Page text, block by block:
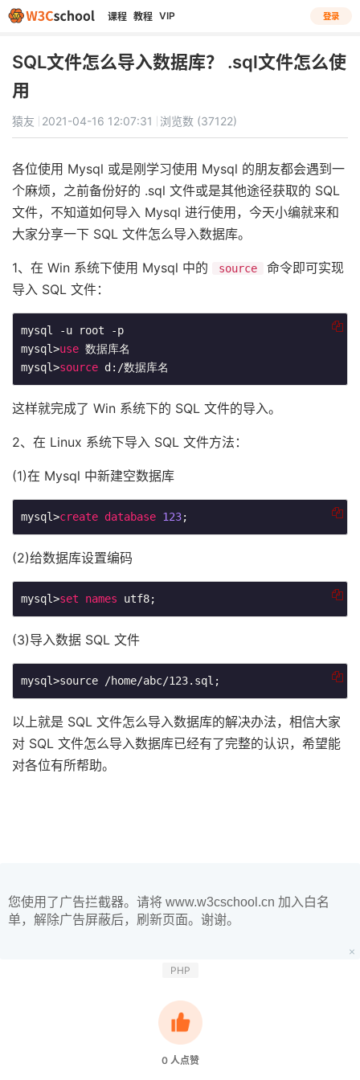
课程 教程 VIP 登录
SQL文件怎么导入数据库？ .sql文件怎么使
用
猿友 2021-04-16 12:07:31 浏览数 (37122)
各位使用 Mysql 或是刚学习使用 Mysql 的朋友都会遇到一
个麻烦，之前备份好的 .sql 文件或是其他途径获取的 SQL
文件，不知道如何导入 Mysql 进行使用，今天小编就来和
大家分享一下 SQL 文件怎么导入数据库。
1、在 Win 系统下使用 Mysql 中的 source
​命令即可实现
导入 SQL 文件：
mysql -u root -p
mysql>use 数据库名
mysql>source d:/数据库名
这样就完成了 Win 系统下的 SQL 文件的导入。
2、在 Linux 系统下导入 SQL 文件方法：
(1)在 Mysql 中新建空数据库
mysql>create database 123
(2)给数据库设置编码
mysql>set names utf8;
(3)导入数据 SQL 文件
mysql>source /home/abc/123.sql;
以上就是 SQL 文件怎么导入数据库的解决办法，相信大家
对 SQL 文件怎么导入数据库已经有了完整的认识，希望能
对各位有所帮助。
您使用了广告拦截器。请将 www.w3cschool.cn 加入白名
单，解除广告屏蔽后，刷新页面。谢谢。
PHP
0 人点赞